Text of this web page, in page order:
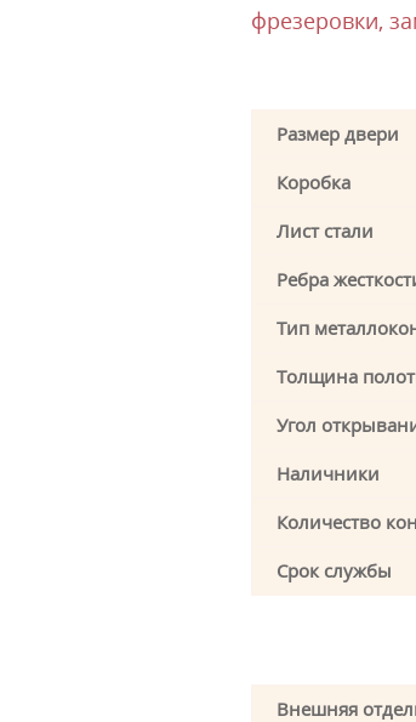
фрезеровки,
Размер двери
Коробка
Лист стали
Ребра
Тип
Толщина
Угол
Наличники
Количество
Срок службы
Внешняя